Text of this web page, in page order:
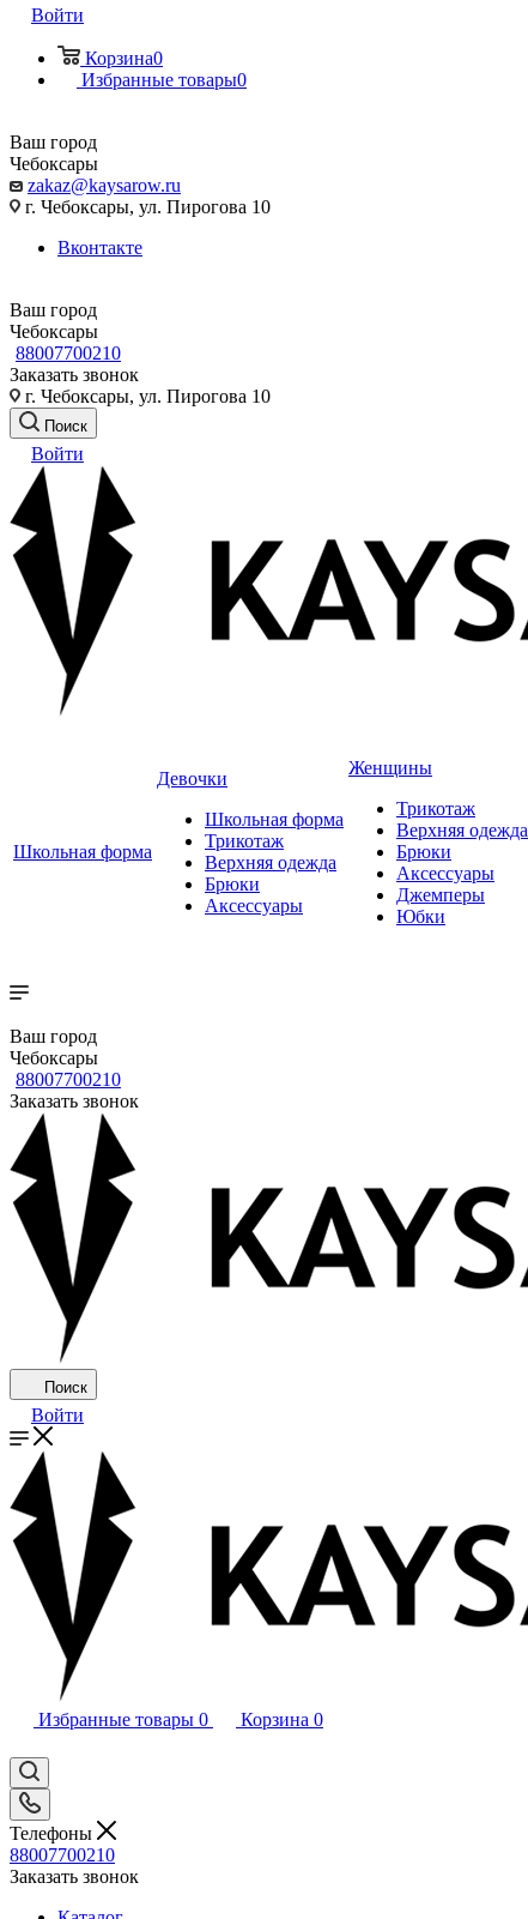
Войти
Корзина0
Избранные товары0
Ваш город
Чебоксары
zakaz@kaysarow.ru
г. Чебоксары, ул. Пирогова 10
Вконтакте
Ваш город
Чебоксары
88007700210
Заказать звонок
г. Чебоксары, ул. Пирогова 10
Поиск
Войти
Школьная форма
Девочки
Школьная форма
Трикотаж
Верхняя одежда
Брюки
Аксессуары
Женщины
Трикотаж
Верхняя одежда
Брюки
Аксессуары
Джемперы
Юбки
Ваш город
Чебоксары
88007700210
Заказать звонок
Поиск
Войти
Избранные товары 0 Корзина 0
Телефоны
88007700210
Заказать звонок